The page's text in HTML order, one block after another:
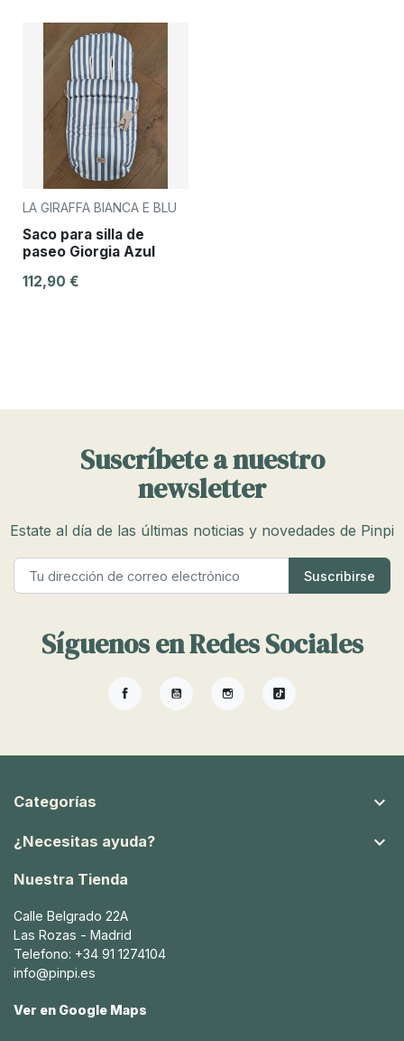
LA GIRAFFA BIANCA E BLU
Saco para silla de
paseo Giorgia Azul
112,90 €
Suscríbete a nuestro
newsletter
Estate al día de las últimas noticias y novedades de Pinpi
Síguenos en Redes Sociales
FacebookYouTubeInstagramTikTok
Categorías 
¿Necesitas ayuda? 
Nuestra Tienda
Calle Belgrado 22A
Las Rozas - Madrid
Telefono: +34 91 1274104
info@pinpi.es
Ver en Google Maps